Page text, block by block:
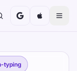
typing